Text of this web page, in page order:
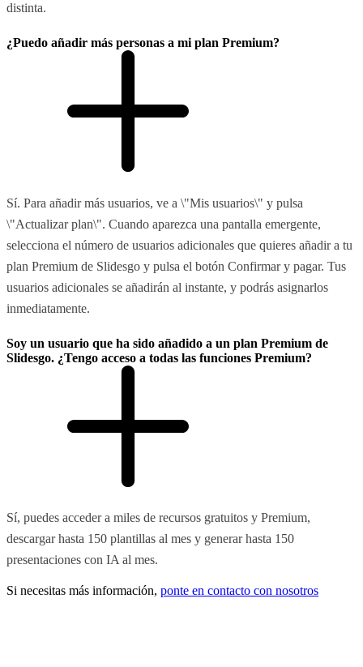
distinta.
¿Puedo añadir más personas a mi plan Premium?
Sí. Para añadir más usuarios, ve a \"Mis usuarios\" y pulsa
\"Actualizar plan\". Cuando aparezca una pantalla emergente,
selecciona el número de usuarios adicionales que quieres añadir a tu
plan Premium de Slidesgo y pulsa el botón Confirmar y pagar. Tus
usuarios adicionales se añadirán al instante, y podrás asignarlos
inmediatamente.
Soy un usuario que ha sido añadido a un plan Premium de
Slidesgo. ¿Tengo acceso a todas las funciones Premium?
Sí, puedes acceder a miles de recursos gratuitos y Premium,
descargar hasta 150 plantillas al mes y generar hasta 150
presentaciones con IA al mes.
Si necesitas más información, ponte en contacto con nosotros